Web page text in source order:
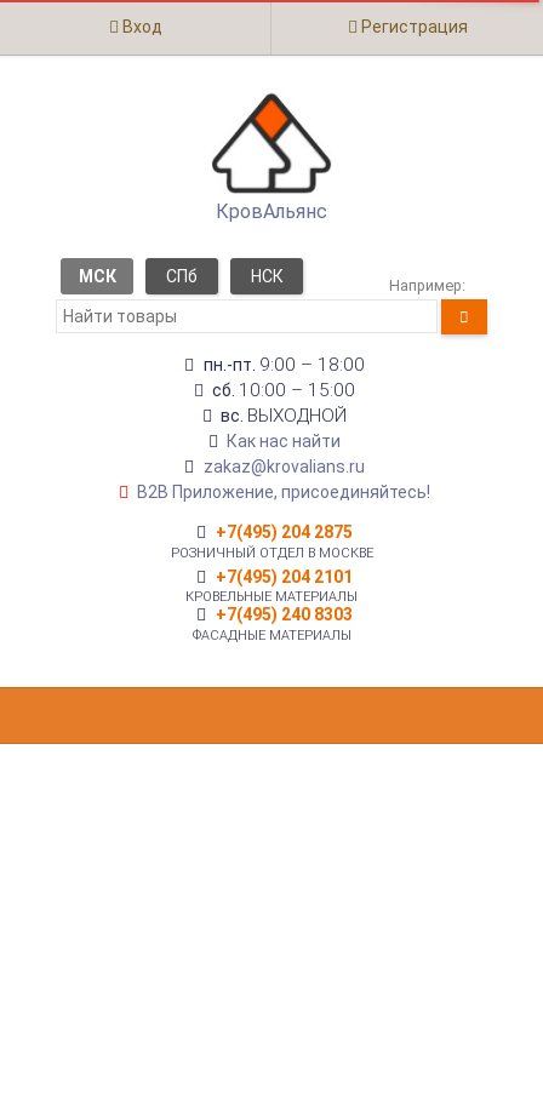
Вход Регистрация
КровАльянс
МСК СПб НСК Например:
пн.-пт. 9:00 – 18:00
сб. 10:00 – 15:00
вс. ВЫХОДНОЙ
Как нас найти
zakaz@krovalians.ru
B2B Приложение, присоединяйтесь!
+7(495) 204 2875
РОЗНИЧНЫЙ ОТДЕЛ В МОСКВЕ
+7(495) 204 2101
КРОВЕЛЬНЫЕ МАТЕРИАЛЫ
+7(495) 240 8303
ФАСАДНЫЕ МАТЕРИАЛЫ